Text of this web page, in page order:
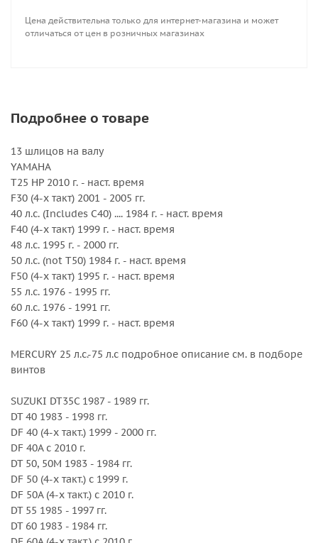
DT 40 1983 - 1998 гг.
DF 40 (4-х такт.) 1999 - 2000 гг.
DT 60 1983 - 1984 гг.
DT 65 1985 - 1997 гг.
TOHATSU
35 л.с. (только 35B) до 1984 г.
40 л.с. 1984 г. - наст. время
50 л.с. (кроме 50C) 1992 г. - наст. время
HONDA
BF 35 л.с. 1991 - 1994 гг.
BF 40 л.с. 1995 г. - наст. время
BF 45 л.с. 1991 - 1994 гг.
BF 50/50A л.с. 1995 г. - наст. время
Внешний диаметр, дюйм : 11 1/8
Количество лопастей : 3
Серийный номер : 3331-111-14MF
Серия : New Saturn
Шаг, дюйм : 14
Цена действительна только для интернет-магазина и может
отличаться от цен в розничных магазинах
Подробнее о товаре
13 шлицов на валу
YAMAHA
T25 HP 2010 г. - наст. время
F30 (4-х такт) 2001 - 2005 гг.
40 л.с. (Includes C40) .... 1984 г. - наст. время
F40 (4-х такт) 1999 г. - наст. время
48 л.с. 1995 г. - 2000 гг.
50 л.с. (not T50) 1984 г. - наст. время
F50 (4-х такт) 1995 г. - наст. время
55 л.с. 1976 - 1995 гг.
60 л.с. 1976 - 1991 гг.
F60 (4-х такт) 1999 г. - наст. время
MERCURY 25 л.с.-75 л.с подробное описание см. в подборе
винтов
SUZUKI DT35C 1987 - 1989 гг.
DT 40 1983 - 1998 гг.
DF 40 (4-х такт.) 1999 - 2000 гг.
DF 40A с 2010 г.
DT 50, 50M 1983 - 1984 гг.
DF 50 (4-х такт.) с 1999 г.
DF 50A (4-х такт.) с 2010 г.
DT 55 1985 - 1997 гг.
DT 60 1983 - 1984 гг.